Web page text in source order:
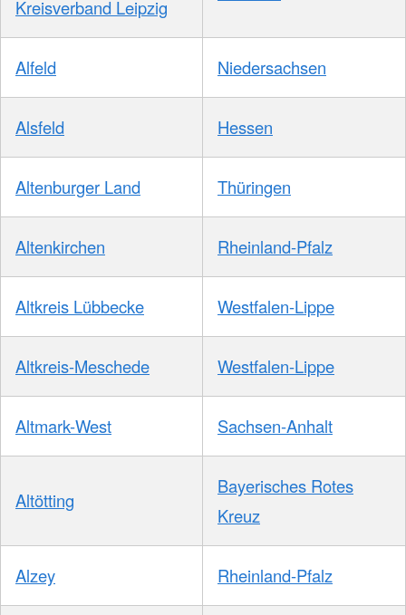
Kreisverband Leipzig
Alfeld Niedersachsen
Alsfeld Hessen
Altenburger Land Thüringen
Altenkirchen Rheinland-Pfalz
Altkreis Lübbecke Westfalen-Lippe
Altkreis-Meschede Westfalen-Lippe
Altmark-West Sachsen-Anhalt
Altötting
Bayerisches Rotes
Kreuz
Alzey Rheinland-Pfalz